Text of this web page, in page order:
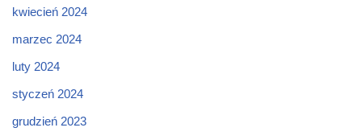
kwiecień 2024
marzec 2024
luty 2024
styczeń 2024
grudzień 2023